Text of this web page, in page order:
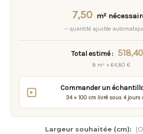
7,50 m²
— quantité ajustée
Total estimé :
8 m² × 64,80 €
Commander un
34 × 100 cm livré sous 4 jours
Largeur souhaitée (cm):